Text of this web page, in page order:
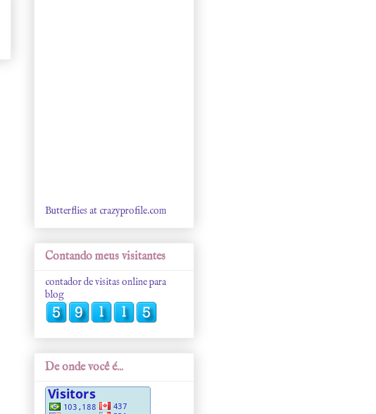
Butterflies at crazyprofile.com
Contando meus visitantes
contador de visitas online para
blog
De onde você é...